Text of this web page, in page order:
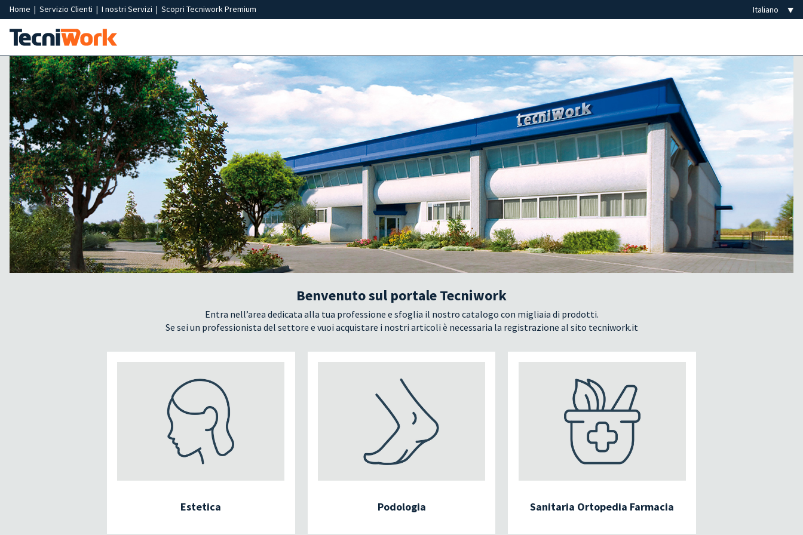
Home | Servizio Clienti | I nostri Servizi | Scopri Tecniwork Premium
Benvenuto sul portale Tecniwork
Entra nell’area dedicata alla tua professione e sfoglia il nostro catalogo con migliaia di prodotti.
Se sei un professionista del settore e vuoi acquistare i nostri articoli è necessaria la registrazione al sito tecniwork.it
Estetica Podologia Sanitaria Ortopedia Farmacia